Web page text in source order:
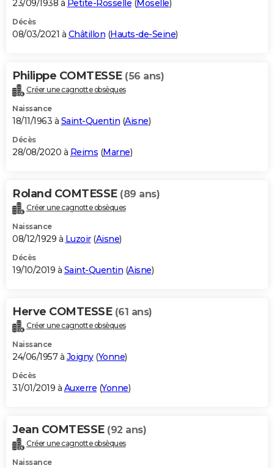
23/09/1938 à Petite-Rosselle (Moselle)
Décès
08/03/2021 à Châtillon (Hauts-de-Seine)
Philippe COMTESSE (56 ans)
Créer une cagnotte obsèques
Naissance
18/11/1963 à Saint-Quentin (Aisne)
Décès
28/08/2020 à Reims (Marne)
Roland COMTESSE (89 ans)
Créer une cagnotte obsèques
Naissance
08/12/1929 à Luzoir(Aisne)
Décès
19/10/2019 à Saint-Quentin (Aisne)
Herve COMTESSE (61 ans)
Créer une cagnotte obsèques
Naissance
24/06/1957 à Joigny(Yonne)
Décès
31/01/2019 à Auxerre (Yonne)
Jean COMTESSE (92 ans)
Créer une cagnotte obsèques
Naissance